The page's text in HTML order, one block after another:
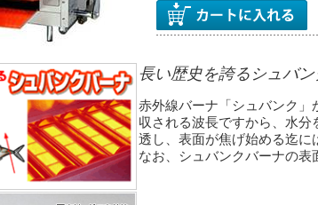
長い歴史を誇るシュバ
赤外線バーナ「シュバンク」
収される波長ですから、水
透し、表面が焦げ始める迄に
なお、シュバンクバーナの